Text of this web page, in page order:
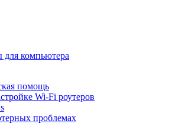
помощь
Wi-Fi роутеров
проблемах